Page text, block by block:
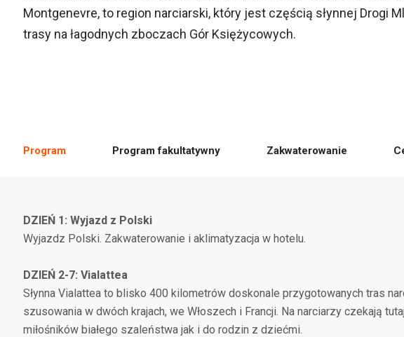
Montgenevre, to region narciarski, który jest częścią słynnej Drogi
trasy na łagodnych zboczach Gór Księżycowych.
Program Program fakultatywny Zakwaterowanie
DZIEŃ 1: Wyjazd z Polski
Wyjazdz Polski. Zakwaterowanie i aklimatyzacja w hotelu.
DZIEŃ 2-7: Vialattea
Słynna Vialattea to blisko 400 kilometrów doskonale przygotowanych tras
szusowania w dwóch krajach, we Włoszech i Francji. Na narciarzy czekają
miłośników białego szaleństwa jak i do rodzin z dziećmi.